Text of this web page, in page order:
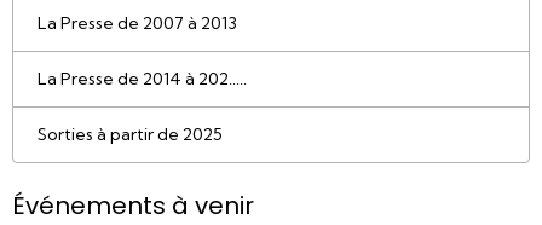
La Presse de 2007 à 2013
La Presse de 2014 à 202.....
Sorties à partir de 2025
Événements à venir